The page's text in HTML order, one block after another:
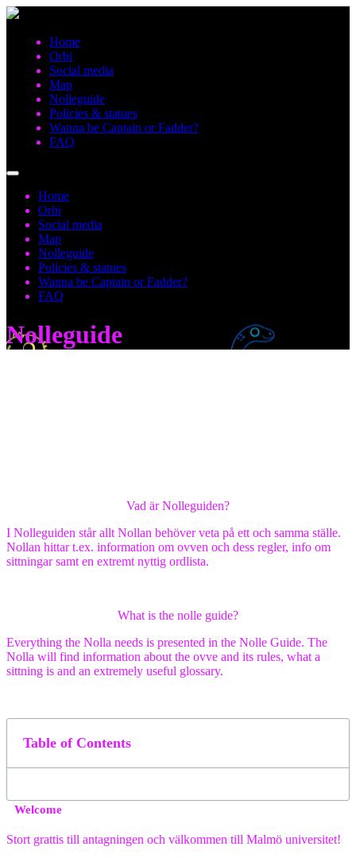
Home
Orbi
Social media
Map
Nolleguide
Policies & statues
Wanna be Captain or Fadder?
FAQ
Home
Orbi
Social media
Map
Nolleguide
Policies & statues
Wanna be Captain or Fadder?
FAQ
Nolleguide
Vad är Nolleguiden?
I Nolleguiden står allt Nollan behöver veta på ett och samma ställe.
Nollan hittar t.ex. information om ovven och dess regler, info om
sittningar samt en extremt nyttig ordlista.
What is the nolle guide?
Everything the Nolla needs is presented in the Nolle Guide. The
Nolla will find information about the ovve and its rules, what a
sittning is and an extremely useful glossary.
Table of Contents
Welcome
Stort grattis till antagningen och välkommen till Malmö universitet!